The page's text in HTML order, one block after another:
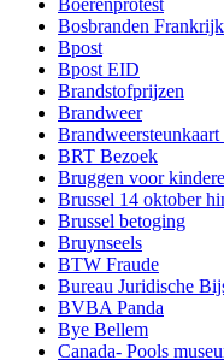
Boerenprotest
Bosbranden Frankrijk
Bpost
Bpost EID
Brandstofprijzen
Brandweer
BRT Bezoek
Bruggen voor
Brussel 14 oktober
Brussel betoging
Bruynseels
BTW Fraude
Bureau Juridische
BVBA Panda
Bye Bellem
Canada- Pools